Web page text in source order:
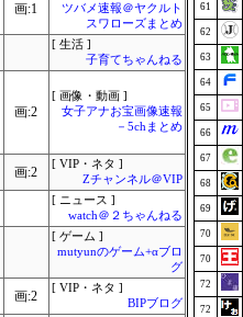
画:1
ツバメ速報＠ヤクルト
スワローズまとめ
[ 生活 ]
子育てちゃんねる
画:2
[ 画像・動画 ]
女子アナお宝画像速報
－5chまとめ
画:2
[ VIP・ネタ ]
Zチャンネル＠VIP
[ ニュース ]
watch＠２ちゃんねる
[ ゲーム ]
mutyunのゲーム+αブロ
グ
画:2
[ VIP・ネタ ]
BIPブログ
61
62
63
64
65
66
67
68
69
70
70
72
72